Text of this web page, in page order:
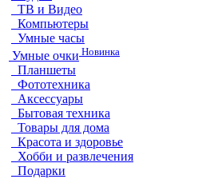
ТВ и Видео
Компьютеры
Умные часы
Умные очки Новинка
Планшеты
Фототехника
Аксессуары
Бытовая техника
Товары для дома
Красота и здоровье
Хобби и развлечения
Подарки